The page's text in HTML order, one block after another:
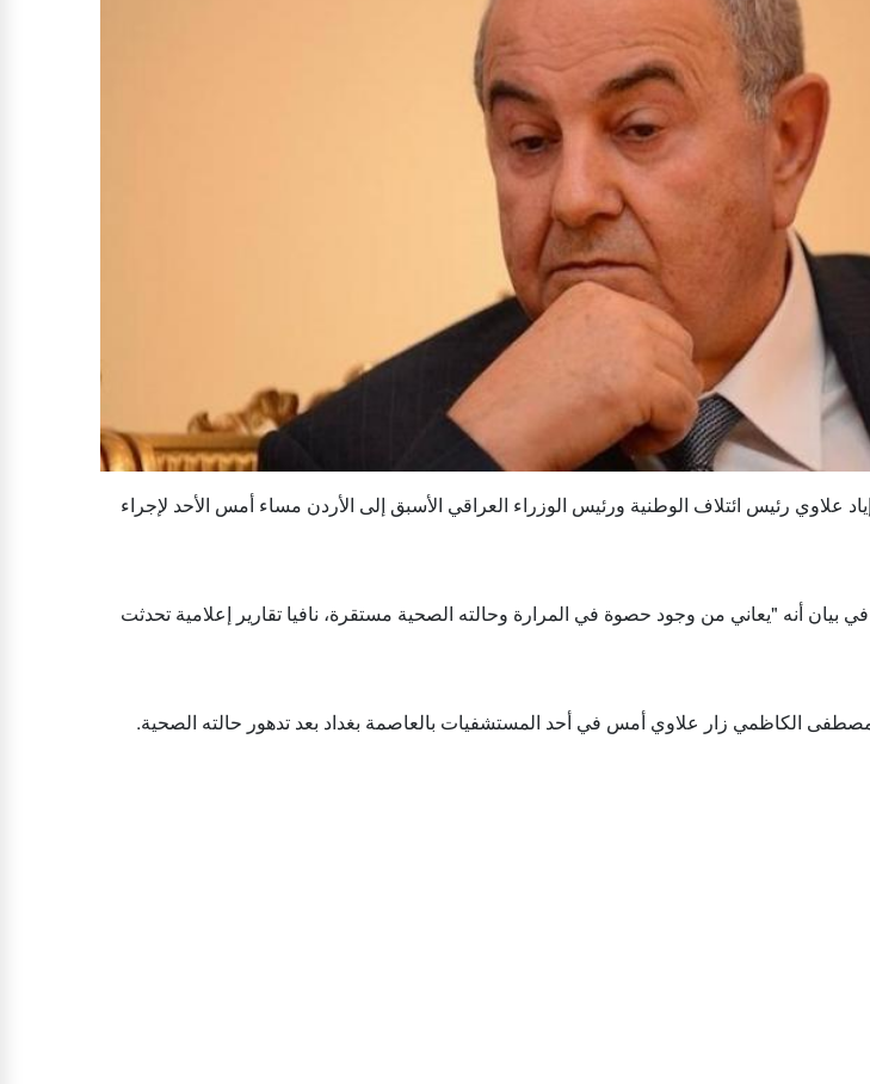
علاوي رئيس ائتلاف الوطنية ورئيس الوزراء العراقي الأسبق إلى الأردن مساء أمس الأحد لإجراء
في بيان أنه "يعاني من وجود حصوة في المرارة وحالته الصحية مستقرة، نافيا تقارير إعلامية تحدثت
الكاظمي زار علاوي أمس في أحد المستشفيات بالعاصمة بغداد بعد تدهور حالته الصحية.